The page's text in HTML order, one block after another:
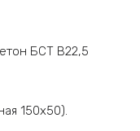
БСТ В22,5
150х50).